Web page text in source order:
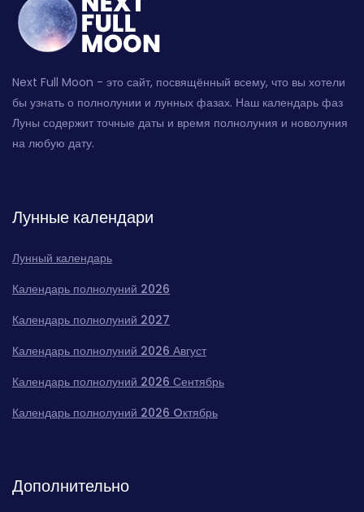
Next Full Moon - это сайт, посвящённый всему, что вы хотели
бы узнать о полнолунии и лунных фазах. Наш календарь фаз
Луны содержит точные даты и время полнолуния и новолуния
на любую дату.
Лунные календари
Лунный календарь
Календарь полнолуний 2026
Календарь полнолуний 2027
Календарь полнолуний 2026 Август
Календарь полнолуний 2026 Сентябрь
Календарь полнолуний 2026 Oктябрь
Дополнительно